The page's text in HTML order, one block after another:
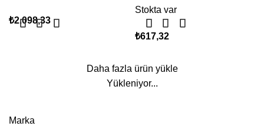
Marka
₺2.098,33
Stokta var
₺617,32
Daha fazla ürün yükle
Yükleniyor...